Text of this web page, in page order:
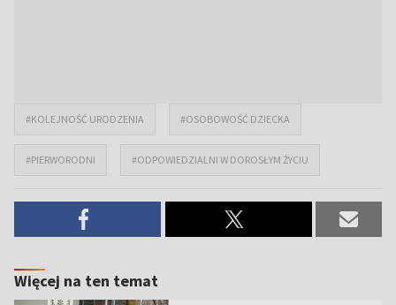
#KOLEJNOŚĆ URODZENIA #OSOBOWOŚĆ DZIECKA
#PIERWORODNI #ODPOWIEDZIALNI W DOROSŁYM ŻYCIU
Więcej na ten temat